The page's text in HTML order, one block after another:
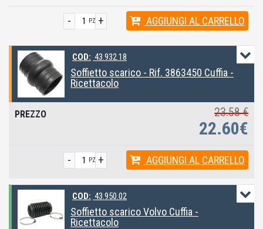
+
- PZ AGGIUNGI AL CARRELLO
COD: 43.932.18
Soffietto scarico - Rif. 3863450 Cuffia -
Ricettacolo
23.58 €
22.60€
+
- PZ AGGIUNGI AL CARRELLO
COD: 43.950.02
Soffietto scarico Volvo Cuffia -
Ricettacolo